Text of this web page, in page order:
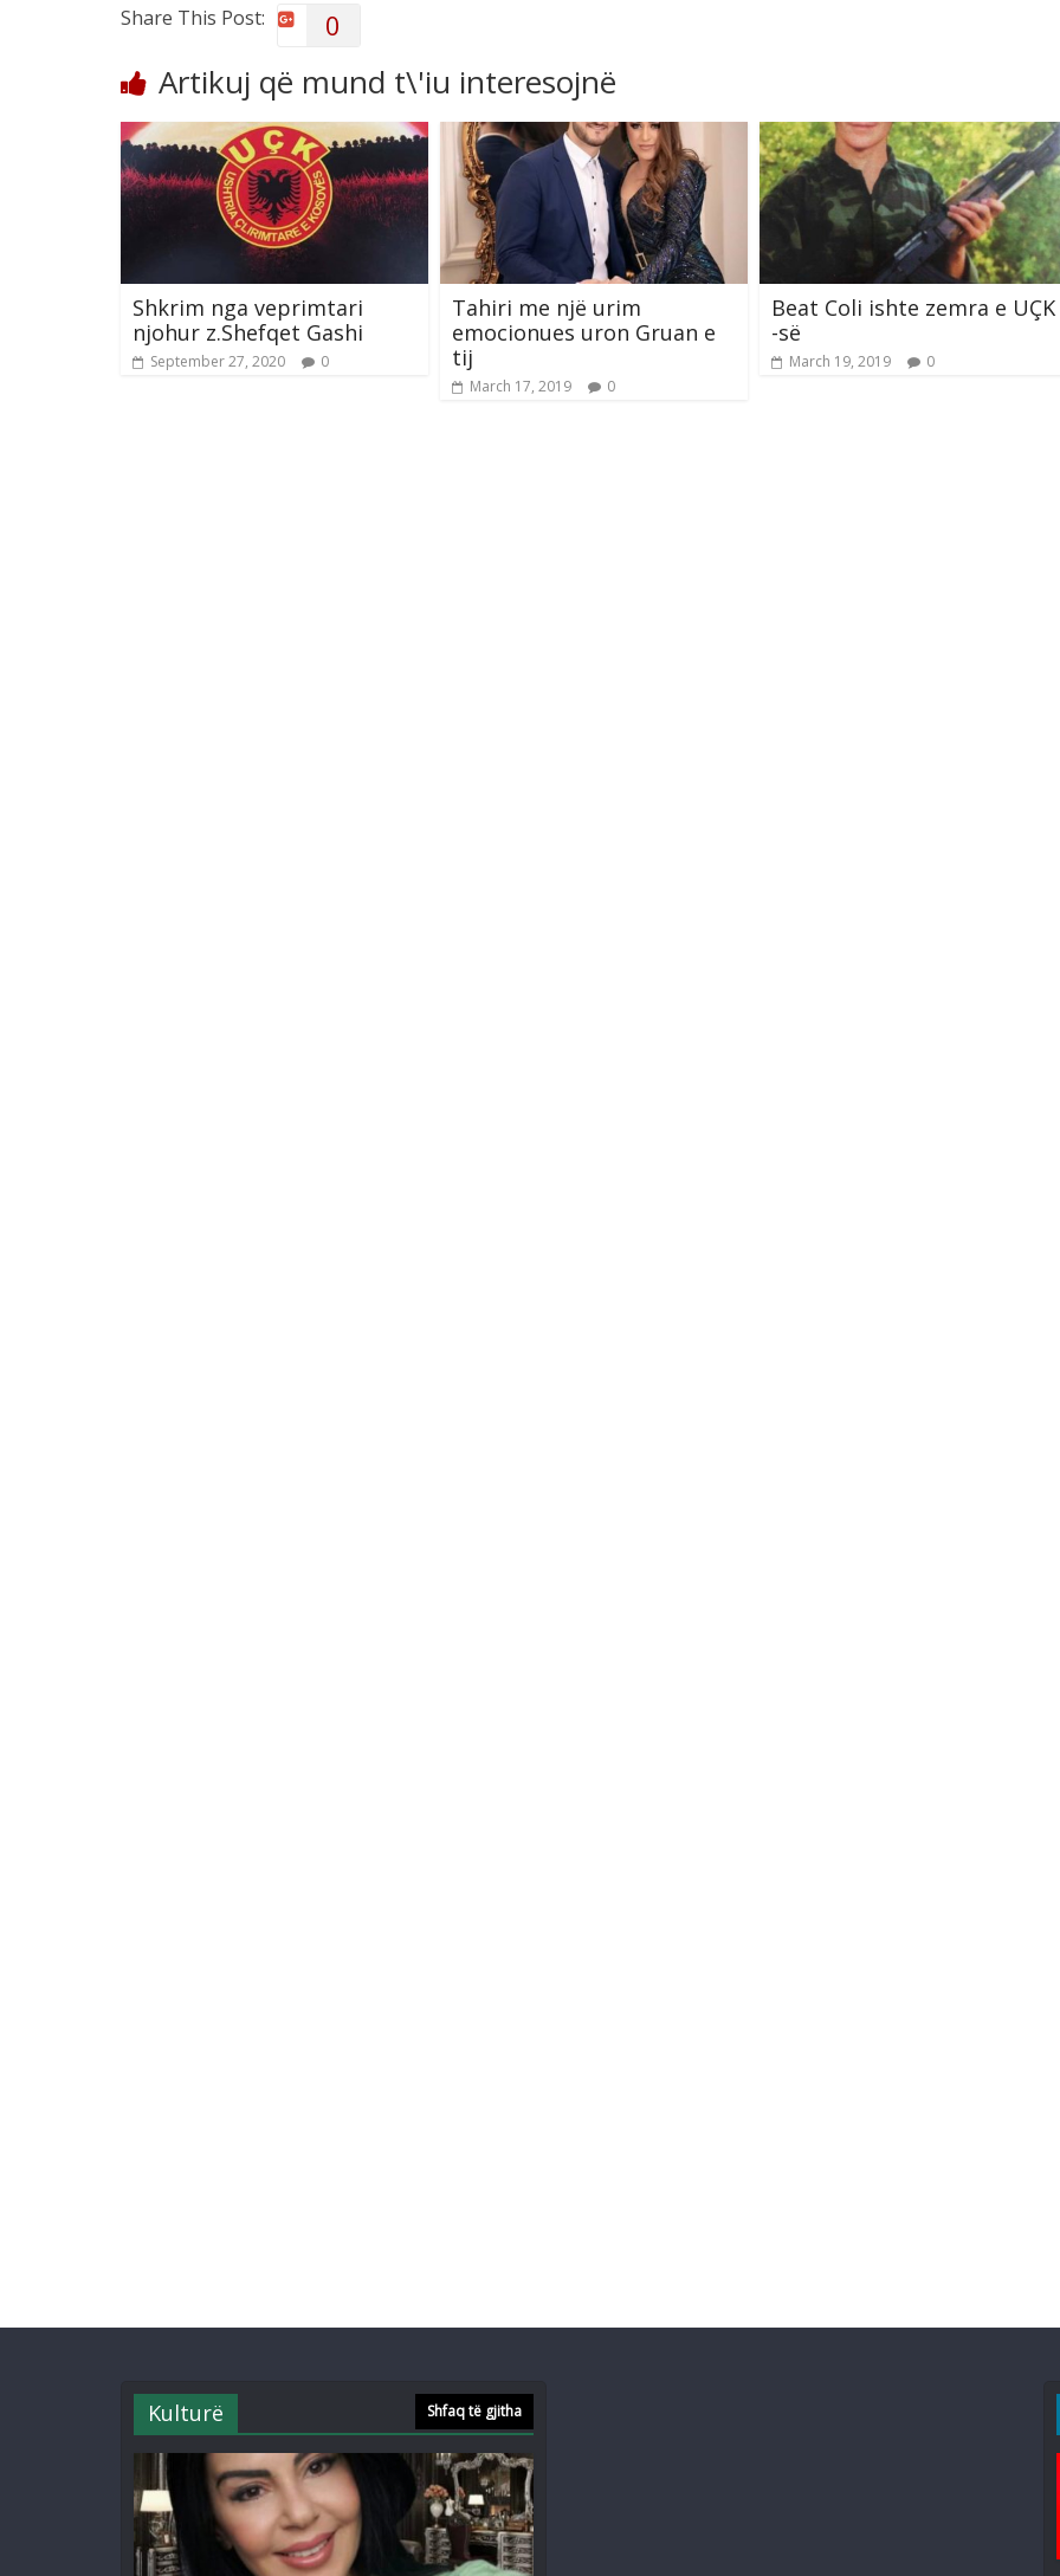
Share This Post: 0
Artikuj që mund t\'iu interesojnë
Shkrim nga veprimtari
njohur z.Shefqet Gashi
September 27, 2020 0
Tahiri me një urim
emocionues uron Gruan e
tij
March 17, 2019 0
Beat Coli ishte zemra e UÇK
-së
March 19, 2019 0
Kulturë Shfaq të gjitha